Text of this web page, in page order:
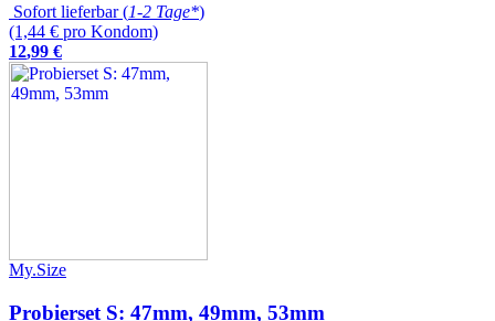
Sofort lieferbar (1-2 Tage*)
(1,44 € pro Kondom)
12,99 €
My.Size
Probierset S: 47mm, 49mm, 53mm